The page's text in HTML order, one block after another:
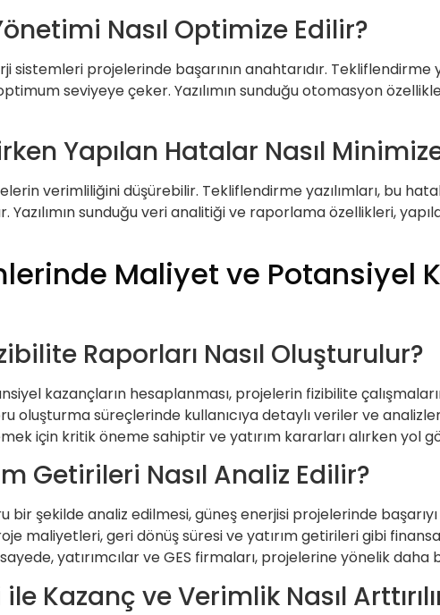
Nasıl Optimize Edilir?
projelerinde başarının anahtarıdır. Tekliflendirme
seviyeye çeker. Yazılımın sunduğu otomasyon
Yapılan Hatalar Nasıl
verimliliğini düşürebilir. Tekliflendirme yazılımları, bu
sunduğu veri analitiği ve raporlama özellikleri,
Maliyet ve Potansiyel
Raporları Nasıl Oluşturulur?
kazançların hesaplanması, projelerin fizibilite
oluşturma süreçlerinde kullanıcıya detaylı veriler ve
için kritik öneme sahiptir ve yatırım kararları alırken yol
Getirileri Nasıl Analiz Edilir?
şekilde analiz edilmesi, güneş enerjisi projelerinde
maliyetleri, geri dönüş süresi ve yatırım getirileri gibi
yatırımcılar ve GES firmaları, projelerine yönelik
Kazanç ve Verimlik Nasıl